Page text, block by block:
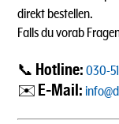
direkt bestellen.
Falls du vorab
📞 Hotline: 030-
✉️ E-Mail: